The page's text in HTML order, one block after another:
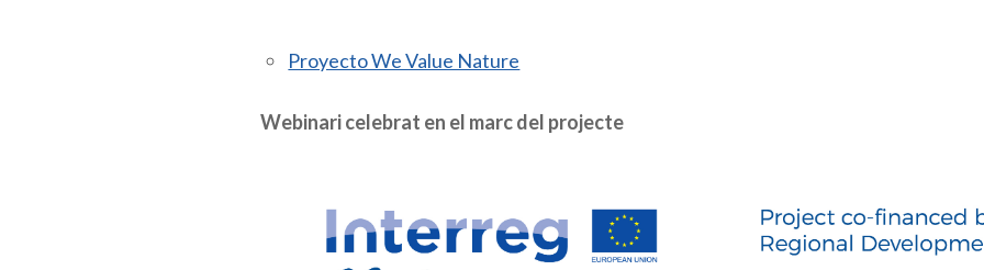
Proyecto We Value Nature
Webinari celebrat en el marc del projecte